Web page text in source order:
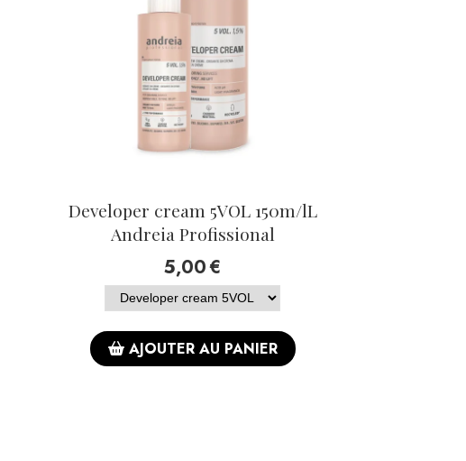
Developer cream 5VOL 150m/lL
Andreia Profissional
5,00€
AJOUTER AU PANIER